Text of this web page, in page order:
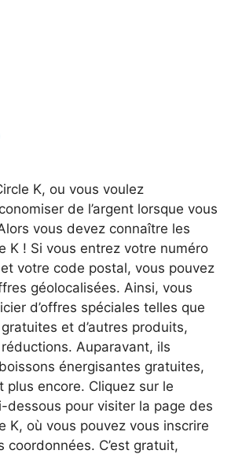
K, ou vous voulez
de l’argent lorsque vous
vous devez connaître les
K ! Si vous entrez votre numéro
votre code postal, vous pouvez
géolocalisées. Ainsi, vous
d’offres spéciales telles que
et d’autres produits,
Auparavant, ils
énergisantes gratuites,
plus encore. Cliquez sur le
dessous pour visiter la page des
K, où vous pouvez vous inscrire
coordonnées. C’est gratuit,